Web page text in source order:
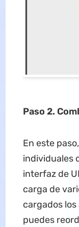
Paso 2.
En este
individuales
interfaz de
carga de
cargados
puedes